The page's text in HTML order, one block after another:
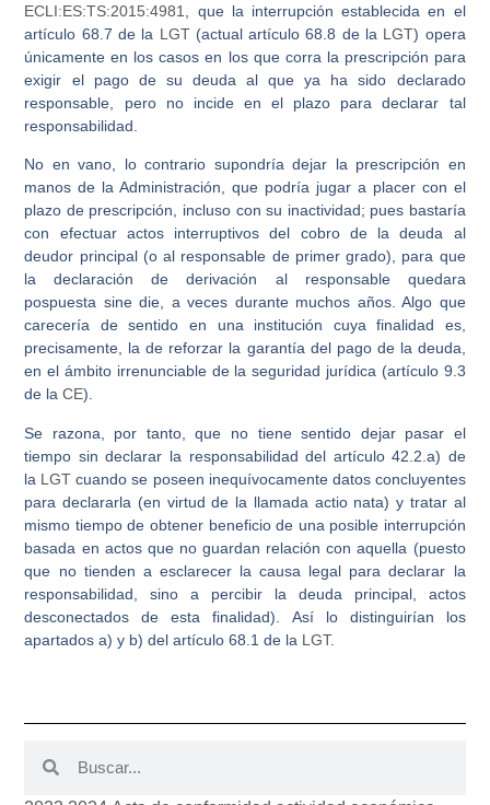
ECLI:ES:TS:2015:4981
, que la interrupción establecida en el
artículo 68.7 de la LGT(actual artículo 68.8 de la LGT) opera
únicamente en los casos en los que corra la prescripción para
exigir el pago de su deuda al que ya ha sido declarado
responsable, pero no incide en el plazo para declarar tal
responsabilidad.
No en vano, lo contrario supondría dejar la prescripción en
manos de la Administración, que podría jugar a placer con el
plazo de prescripción, incluso con su inactividad; pues bastaría
con efectuar actos interruptivos del cobro de la deuda al
deudor principal (o al responsable de primer grado), para que
la declaración de derivación al responsable quedara
pospuesta sine die, a veces durante muchos años. Algo que
carecería de sentido en una institución cuya finalidad es,
precisamente, la de reforzar la garantía del pago de la deuda,
en el ámbito irrenunciable de la seguridad jurídica (artículo 9.3
de laCE).
Se razona, por tanto, que no tiene sentido dejar pasar el
tiempo sin declarar la responsabilidad del artículo 42.2.a) de
la LGT cuando se poseen inequívocamente datos concluyentes
para declararla (en virtud de la llamada actio nata) y tratar al
mismo tiempo de obtener beneficio de una posible interrupción
basada en actos que no guardan relación con aquella (puesto
que no tienden a esclarecer la causa legal para declarar la
responsabilidad, sino a percibir la deuda principal, actos
desconectados de esta finalidad). Así lo distinguirían los
apartados a) y b) del artículo 68.1 de la LGT.